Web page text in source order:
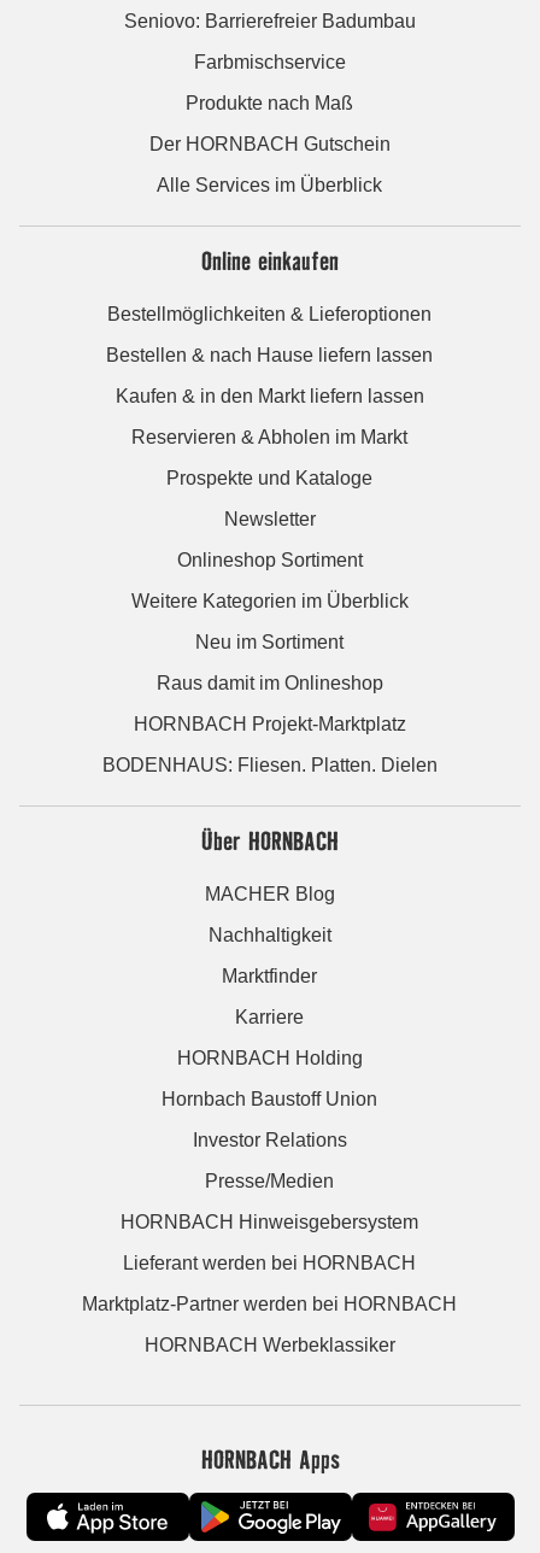
Seniovo: Barrierefreier Badumbau
Farbmischservice
Produkte nach Maß
Der HORNBACH Gutschein
Alle Services im Überblick
Online einkaufen
Bestellmöglichkeiten & Lieferoptionen
Bestellen & nach Hause liefern lassen
Kaufen & in den Markt liefern lassen
Reservieren & Abholen im Markt
Prospekte und Kataloge
Newsletter
Onlineshop Sortiment
Weitere Kategorien im Überblick
Neu im Sortiment
Raus damit im Onlineshop
HORNBACH Projekt-Marktplatz
BODENHAUS: Fliesen. Platten. Dielen
Über HORNBACH
MACHER Blog
Nachhaltigkeit
Marktfinder
Karriere
HORNBACH Holding
Hornbach Baustoff Union
Investor Relations
Presse/Medien
HORNBACH Hinweisgebersystem
Lieferant werden bei HORNBACH
Marktplatz-Partner werden bei HORNBACH
HORNBACH Werbeklassiker
HORNBACH Apps